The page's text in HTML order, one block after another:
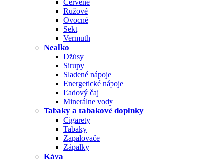
Červené
Ružové
Ovocné
Sekt
Vermuth
Nealko
Džúsy
Sirupy
Sladené nápoje
Energetické nápoje
Ľadový čaj
Minerálne vody
Tabaky a tabakové doplnky
Cigarety
Tabaky
Zapalovače
Zápalky
Káva